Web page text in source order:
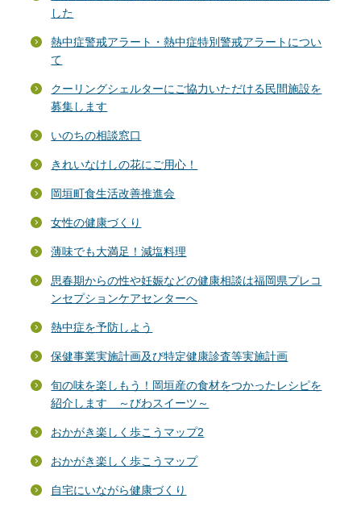
した
熱中症警戒アラート・熱中症特別警戒アラートについ
て
クーリングシェルターにご協力いただける民間施設を
募集します
いのちの相談窓口
きれいなけしの花にご用心！
岡垣町食生活改善推進会
女性の健康づくり
薄味でも大満足！減塩料理
思春期からの性や妊娠などの健康相談は福岡県プレコ
ンセプションケアセンターへ
熱中症を予防しよう
保健事業実施計画及び特定健康診査等実施計画
旬の味を楽しもう！岡垣産の食材をつかったレシピを
紹介します ～びわスイーツ～
おかがき楽しく歩こうマップ2
おかがき楽しく歩こうマップ
自宅にいながら健康づくり